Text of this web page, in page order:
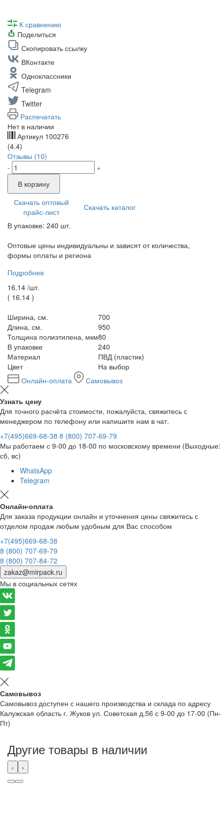
К сравнению
Поделиться
Скопировать ссылку
ВКонтакте
Одноклассники
Telegram
Twitter
Распечатать
Нет в наличии
Артикул 100276
(4.4)
Отзывы (10)
-
+
В корзину
Скачать оптовый
прайс-лист
Скачать каталог
В упаковке: 240 шт.
Оптовые цены индивидуальны и зависят от количества,
формы оплаты и региона
Подробнее
16.14 /шт.
( 16.14 )
Ширина, см.
700
Длина, см.
950
Толщина полиэтилена, мкм80
В упаковке
240
Материал
ПВД (пластик)
Цвет
На выбор
Онлайн-оплата
Самовывоз
Узнать цену
Для точного расчёта стоимости, пожалуйста, свяжитесь с
менеджером по телефону или напишите нам в чат.
+7(495)669-68-38 8 (800) 707-69-79
Мы работаем с 9-00 до 18-00 по московскому времени (Выходные:
сб, вс)
WhatsApp
Telegram
Онлайн-оплата
Для заказа продукции онлайн и уточнения цены свяжитесь с
отделом продаж любым удобным для Вас способом
+7(495)669-68-38
8 (800) 707-69-79
8 (800) 707-84-72
zakaz@mirpack.ru
Мы в социальных сетях
Самовывоз
Самовывоз доступен с нашего производства и склада по адресу
Калужская область г. Жуков ул. Советская д.56 с 9-00 до 17-00 (Пн-
Пт)
Другие товары в наличии
‹ ›